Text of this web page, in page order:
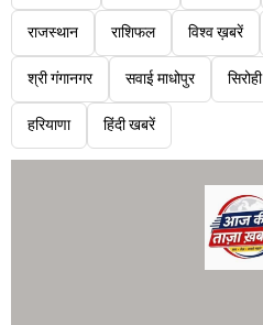
राजस्थान राशिफल विश्व ख़बरें
श्री गंगानगर सवाई माधोपुर सिरोही
हरियाणा हिंदी खबरें